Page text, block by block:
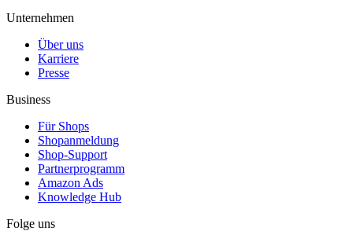
Unternehmen
Über uns
Karriere
Presse
Business
Für Shops
Shopanmeldung
Shop-Support
Partnerprogramm
Amazon Ads
Knowledge Hub
Folge uns